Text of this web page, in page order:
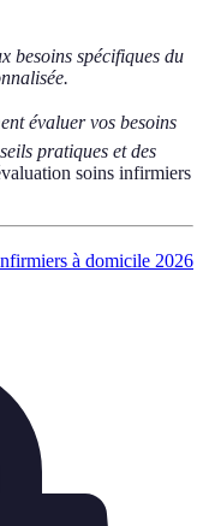
besoins spécifiques du
évaluer vos besoins
pratiques et des
soins infirmiers
à domicile 2026